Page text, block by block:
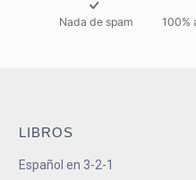
Nada de spam 100%
LIBROS
Español en 3-2-1